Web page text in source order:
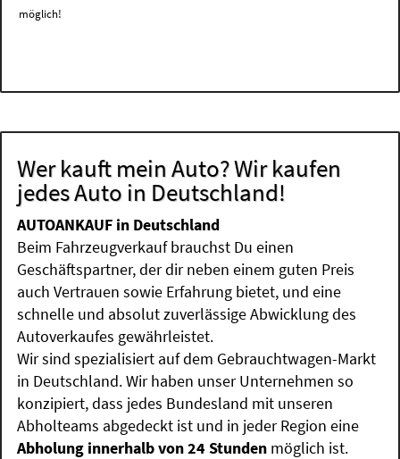
möglich!
Wer kauft mein Auto? Wir kaufen
jedes Auto in Deutschland!
AUTOANKAUF in Deutschland
Beim Fahrzeugverkauf brauchst Du einen
Geschäftspartner, der dir neben einem guten Preis
auch Vertrauen sowie Erfahrung bietet, und eine
schnelle und absolut zuverlässige Abwicklung des
Autoverkaufes gewährleistet.
Wir sind spezialisiert auf dem Gebrauchtwagen-Markt
in Deutschland. Wir haben unser Unternehmen so
konzipiert, dass jedes Bundesland mit unseren
Abholteams abgedeckt ist und in jeder Region eine
Abholung innerhalb von 24 Stunden möglich ist.